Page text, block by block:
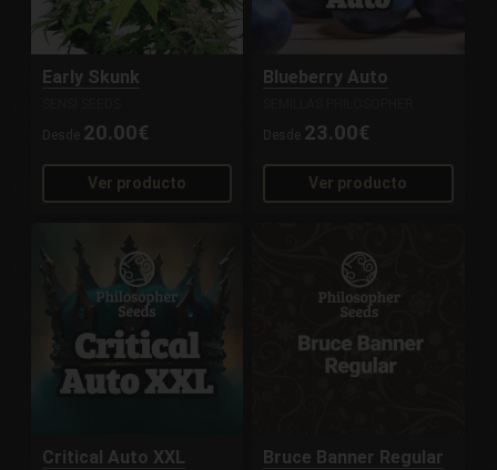
Early Skunk
Desde 20.00€
Ver producto
Blueberry Auto
Desde 23.00€
Ver producto
Critical Auto XXL Bruce Banner Regular